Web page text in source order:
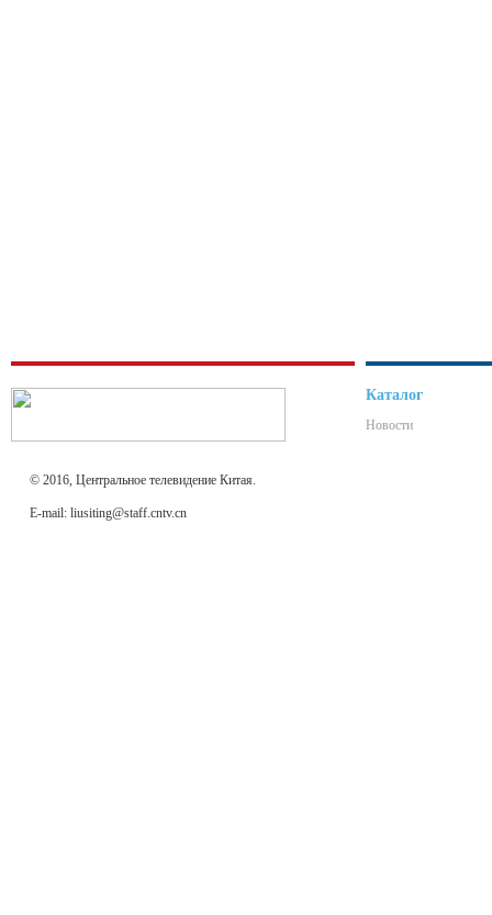
© 2016, Центральное телевидение Китая.
E-mail: liusiting@staff.cntv.cn
Каталог
Новости